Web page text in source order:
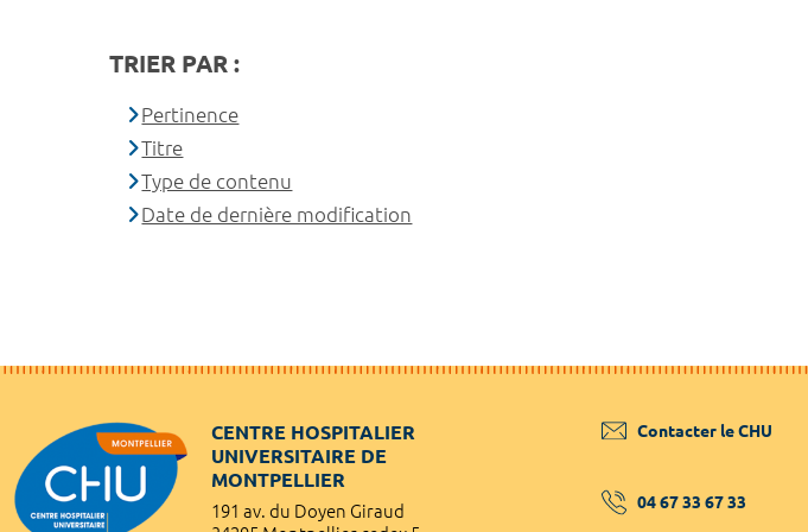
TRIER PAR :
Pertinence
Titre
Type de contenu
Date de dernière modification
CENTRE HOSPITALIER
UNIVERSITAIRE DE
MONTPELLIER
191 av. du Doyen Giraud
Contacter le CHU
04 67 33 67 33